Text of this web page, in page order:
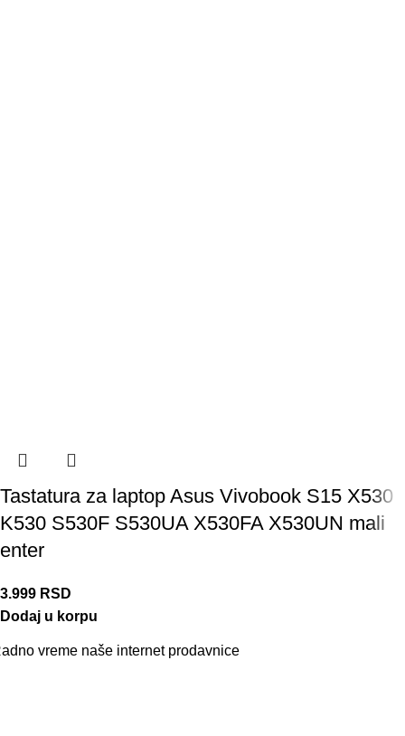
Tastatura za laptop Asus Vivobook S15 X530
K530 S530F S530UA X530FA X530UN mali
enter
3.999 RSD
Dodaj u korpu
vreme naše internet prodavnice